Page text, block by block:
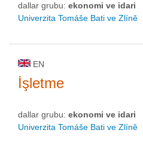
dallar grubu: ekonomi ve idari
Univerzita Tomáše Bati ve Zlíně
EN
İşletme
dallar grubu: ekonomi ve idari
Univerzita Tomáše Bati ve Zlíně